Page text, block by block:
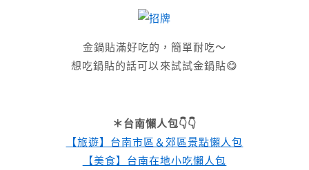
金鍋貼滿好吃的，簡單耐吃～
想吃鍋貼的話可以來試試金鍋貼😋
＊台南懶人包👇👇
【旅遊】台南市區＆郊區景點懶人包
【美食】台南在地小吃懶人包